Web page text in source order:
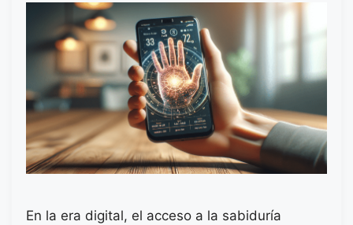
En la era digital, el acceso a la sabiduría